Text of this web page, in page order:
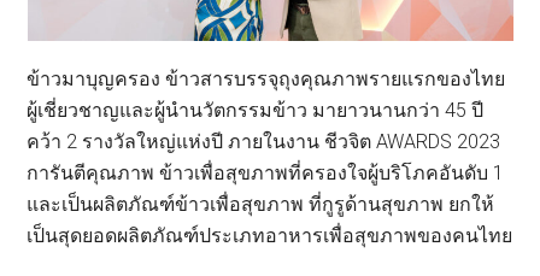
ข้าวมาบุญครอง ข้าวสารบรรจุถุงคุณภาพรายแรกของไทย
ผู้เชี่ยวชาญและผู้นำนวัตกรรมข้าว มายาวนานกว่า 45 ปี
คว้า 2 รางวัลใหญ่แห่งปี ภายในงาน ชีวจิต AWARDS 2023
การันตีคุณภาพ ข้าวเพื่อสุขภาพที่ครองใจผู้บริโภคอันดับ 1
และเป็นผลิตภัณฑ์ข้าวเพื่อสุขภาพ ที่กูรูด้านสุขภาพ ยกให้
เป็นสุดยอดผลิตภัณฑ์ประเภทอาหารเพื่อสุขภาพของคนไทย